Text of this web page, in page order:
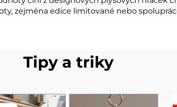
zejména edice limitované nebo
Tipy a triky